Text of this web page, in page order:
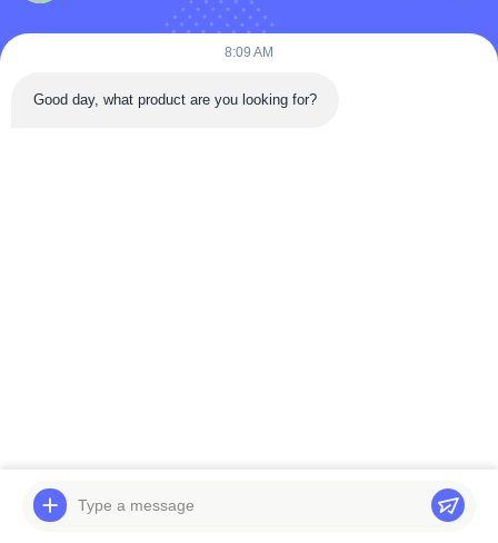
8:09 AM
Good day, what product are you looking for?